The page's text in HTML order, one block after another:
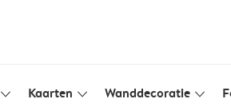
slim_arrow_down Kaarten slim_arrow_down Wanddecoratie slim_arrow_down